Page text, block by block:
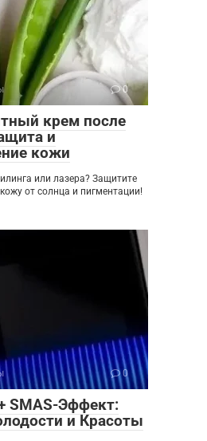
0
крем после
и
кожи
или лазера? Защитите
от солнца и пигментации!
0
SMAS-Эффект:
и Красоты